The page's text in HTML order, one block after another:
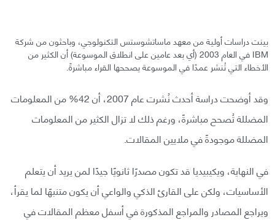
بينت دراسات أولية من معهد ماساتشوستس التكنولوجي، وباحثون من شركة
IBM في العام 2003 (أي بعد عامين على انطلاق الموسوعة) أن الكثير من
الأخطاء التي تُنشر عمدًا في الموسوعة يصححها القراء مباشرةً.
وقد أوضحت دراسة أحدث نُشرت عام 2007، أن 42% من المعلومات
المضللة تُصحح مباشرةً، ورغم ذلك لا تزال الكثير من المعلومات
المضللة موجودةً في ملايين المقالات.
في النهاية، ويكيبيديا قد تكون مصدرًا ثانويًا جيدًا لمن يريد أن يتعلم
الأساسيات، ولكن على القارئ الذكي والواعي أن يكون متنبهًا لما يقرأ،
ويراجع المصادر والمراجع المذكورة في أسفل معظم المقالات في